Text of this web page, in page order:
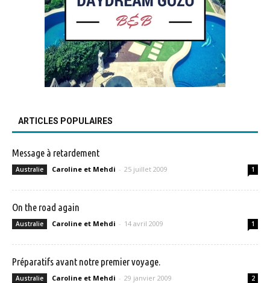
ARTICLES POPULAIRES
Message à retardement
Australie Caroline et Mehdi - 25 juillet 2009 1
On the road again
Australie Caroline et Mehdi - 14 avril 2009 1
Préparatifs avant notre premier voyage.
Australie Caroline et Mehdi - 29 janvier 2009 2